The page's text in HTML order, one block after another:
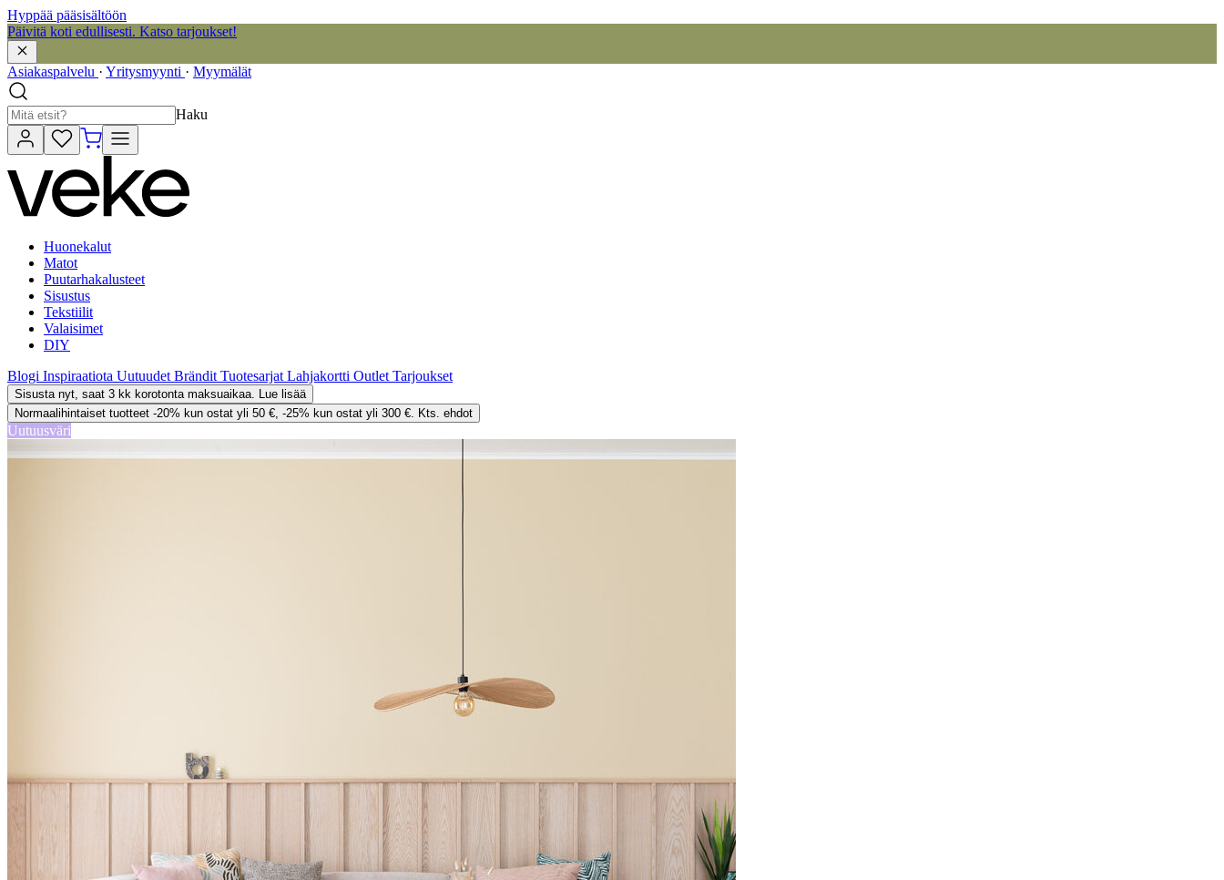
Hyppää pääsisältöön
Päivitä koti edullisesti. Katso tarjoukset!
Asiakaspalvelu · Yritysmyynti · Myymälät
Haku
Huonekalut
Matot
Puutarhakalusteet
Sisustus
Tekstiilit
Valaisimet
DIY
Blogi Inspiraatiota Uutuudet Brändit Tuotesarjat Lahjakortti Outlet Tarjoukset
Sisusta nyt, saat 3 kk korotonta maksuaikaa. Lue lisää
Normaalihintaiset tuotteet -20% kun ostat yli 50 €, -25% kun ostat yli 300 €. Kts. ehdot
Uutuusväri